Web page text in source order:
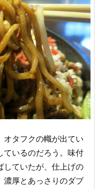
オタフクの幟が出てい
ているのだろう。味付
していたが、仕上げの
濃厚とあっさりのダブ